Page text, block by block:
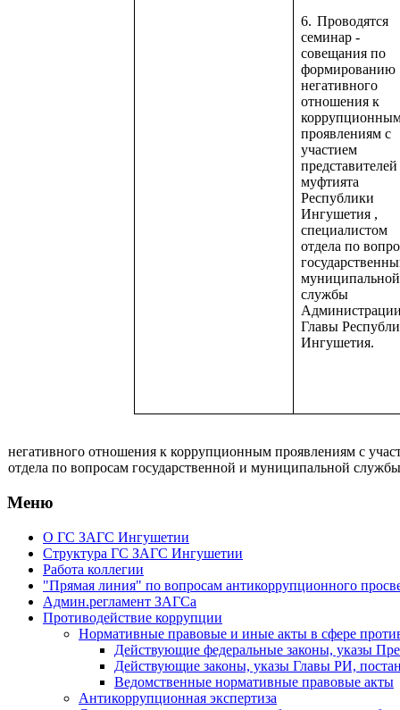
6. Проводятся
семинар -
совещания по
формированию
негативного
отношения к
проявлениям с
участием
представителей
муфтията
Республики
Ингушетия ,
специалистом
отдела по
муниципальной
службы
Главы
Ингушетия.
негативного отношения к коррупционным проявлениям с
отдела по вопросам государственной и муниципальной
Меню
О ГС ЗАГС Ингушетии
Структура ГС ЗАГС Ингушетии
Работа коллегии
"Прямая линия" по вопросам антикоррупционного
Админ.регламент ЗАГСа
Противодействие коррупции
Нормативные правовые и иные акты в сфере
Действующие федеральные законы, указы
Действующие законы, указы Главы РИ,
Ведомственные нормативные правовые акты
Антикоррупционная экспертиза